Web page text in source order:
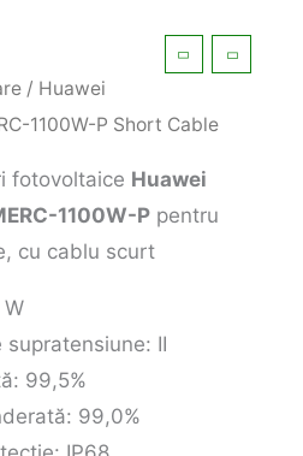
/ Huawei
1100W-P Short Cable
fotovoltaice Huawei
1100W-P pentru
cu cablu scurt
W
supratensiune: II
99,5%
99,0%